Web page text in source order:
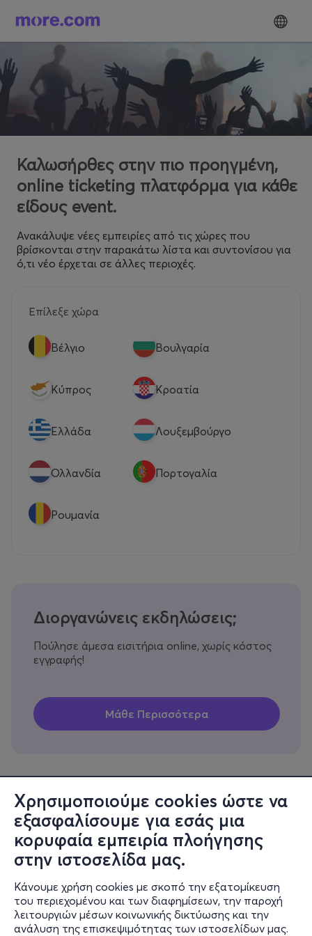
Χρησιμοποιούμε cookies ώστε να
εξασφαλίσουμε για εσάς μια
κορυφαία εμπειρία πλοήγησης
στην ιστοσελίδα μας.
Κάνουμε χρήση cookies με σκοπό την εξατομίκευση
του περιεχομένου και των διαφημίσεων, την παροχή
λειτουργιών μέσων κοινωνικής δικτύωσης και την
ανάλυση της επισκεψιμότητας των ιστοσελίδων μας.
Καλωσήρθες στην πιο προηγμένη,
online ticketing πλατφόρμα για κάθε
είδους event.
Ανακάλυψε νέες εμπειρίες από τις χώρες που
βρίσκονται στην παρακάτω λίστα και συντονίσου για
ό,τι νέο έρχεται σε άλλες περιοχές.
Επίλεξε χώρα
Βέλγιο Βουλγαρία
Κύπρος Κροατία
Eλλάδα Λουξεμβούργο
Ολλανδία Πορτογαλία
Ρουμανία
Διοργανώνεις εκδηλώσεις;
Πούλησε άμεσα εισιτήρια online, χωρίς κόστος
εγγραφής!
Πληροφορίες
Υποστήριξη
Stay Connected